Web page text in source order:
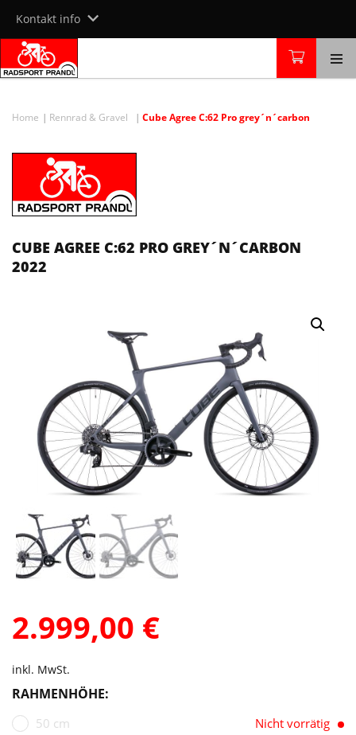
content
Kontakt info
Home Rennrad & Gravel Cube Agree C:62 Pro grey´n´carbon
CUBE AGREE C:62 PRO GREY´N´CARBON
2022
2.999,00 €
inkl. MwSt.
RAHMENHÖHE:
50 cm Nicht vorrätig